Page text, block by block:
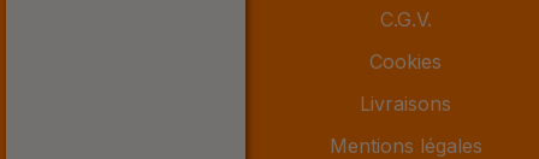
C.G.V.
Cookies
Livraisons
Mentions légales